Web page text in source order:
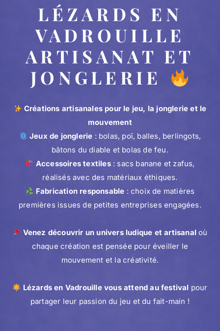
LÉZARDS EN
VADROUILLE
ARTISANAT ET
JONGLERIE
Créations artisanales pour le jeu, la jonglerie et le
mouvement
Jeux de jonglerie : bolas, poï, balles, berlingots,
bâtons du diable et bolas de feu.
Accessoires textiles: sacs banane et zafus,
réalisés avec des matériaux éthiques.
Fabrication responsable : choix de matières
premières issues de petites entreprises engagées.
Venez découvrir un univers ludique et artisanal où
chaque création est pensée pour éveiller le
mouvement et la créativité.
Lézards en Vadrouille vous attend au festival pour
partager leur passion du jeu et du fait-main !